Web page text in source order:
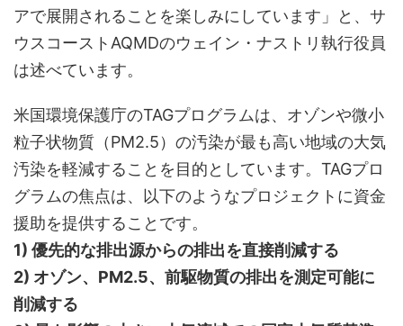
アで展開されることを楽しみにしています」と、サ
ウスコーストAQMDのウェイン・ナストリ執行役員
は述べています。
米国環境保護庁のTAGプログラムは、オゾンや微小
粒子状物質（PM2.5）の汚染が最も高い地域の大気
汚染を軽減することを目的としています。TAGプロ
グラムの焦点は、以下のようなプロジェクトに資金
援助を提供することです。
1) 優先的な排出源からの排出を直接削減する
2) オゾン、PM2.5、前駆物質の排出を測定可能に
削減する